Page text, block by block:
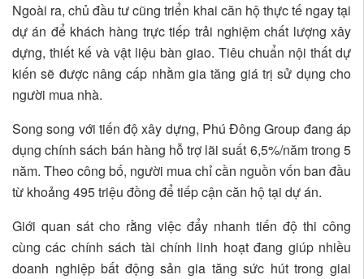
Ngoài ra, chủ đầu tư cũng triển khai căn hộ thực tế ngay tại
dự án để khách hàng trực tiếp trải nghiệm chất lượng xây
dựng, thiết kế và vật liệu bàn giao. Tiêu chuẩn nội thất dự
kiến sẽ được nâng cấp nhằm gia tăng giá trị sử dụng cho
người mua nhà.
Song song với tiến độ xây dựng, Phú Đông Group đang áp
dụng chính sách bán hàng hỗ trợ lãi suất 6,5%/năm trong 5
năm. Theo công bố, người mua chỉ cần nguồn vốn ban đầu
từ khoảng 495 triệu đồng để tiếp cận căn hộ tại dự án.
Giới quan sát cho rằng việc đẩy nhanh tiến độ thi công
cùng các chính sách tài chính linh hoạt đang giúp nhiều
doanh nghiệp bất động sản gia tăng sức hút trong giai